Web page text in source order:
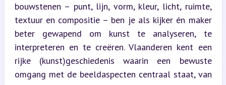
bouwstenen – punt, lijn, vorm, kleur, licht, ruimte,
textuur en compositie – ben je als kijker én maker
beter gewapend om kunst te analyseren, te
interpreteren en te creëren. Vlaanderen kent een
rijke (kunst)geschiedenis waarin een bewuste
omgang met de beeldaspecten centraal staat, van